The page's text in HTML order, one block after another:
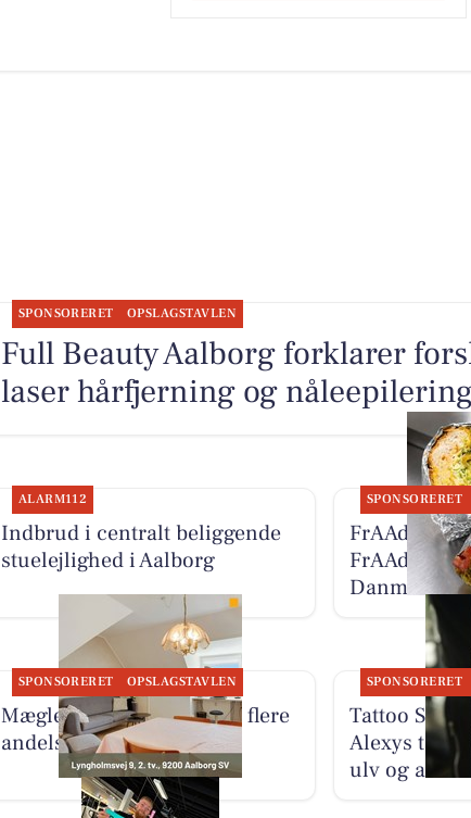
SPONSORERET OPSLAGSTAVLEN
Full Beauty Aalborg forklarer
laser hårfjerning og
ALARM112
Indbrud i centralt beliggende
stuelejlighed i Aalborg
SPONSORERET
FrAAderen
FrAAderen
SPONSORERET OPSLAGSTAVLEN
Mæglerhuset Aalborg har flere
andelsboliger til salg
SPONSORERET
Tattoo
Alexys
ulv og